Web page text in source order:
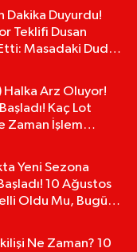
Dakika Duyurdu!
Teklifi Dusan
Masadaki Dudak
Halka Arz Oluyor!
Kaç Lot
Zaman İşlem
Yeni Sezona
10 Ağustos
Oldu Mu, Bugün
Ne Zaman? 10